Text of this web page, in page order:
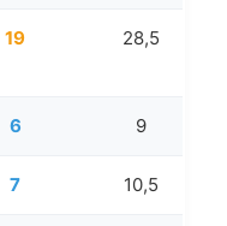
19 28,5
6 9
7 10,5